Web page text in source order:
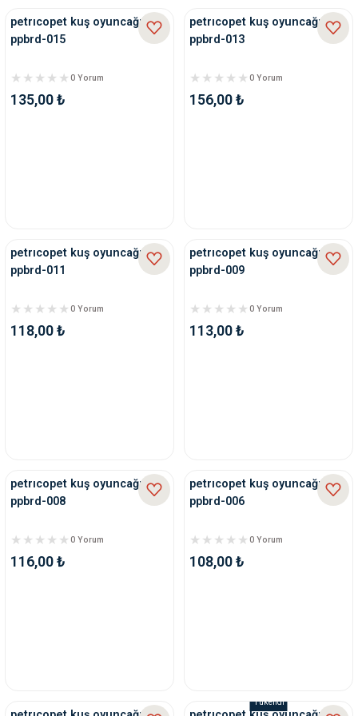
petrıcopet kuş oyuncağı
ppbrd-015
0 Yorum
135,00 ₺
petrıcopet kuş oyuncağı
ppbrd-013
0 Yorum
156,00 ₺
petrıcopet kuş oyuncağı
ppbrd-011
0 Yorum
118,00 ₺
petrıcopet kuş oyuncağı
ppbrd-009
0 Yorum
113,00 ₺
petrıcopet kuş oyuncağı
ppbrd-008
0 Yorum
116,00 ₺
petrıcopet kuş oyuncağı
ppbrd-006
0 Yorum
108,00 ₺
Tükendi